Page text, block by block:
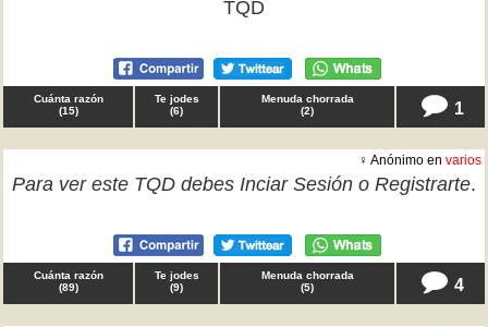
TQD
Cuánta razón
(15)
Te jodes
(6)
Menuda chorrada
(2) 1
♀ Anónimo en varios
Para ver este TQD debes Inciar Sesión o Registrarte.
Cuánta razón
(89)
Te jodes
(9)
Menuda chorrada
(5) 4